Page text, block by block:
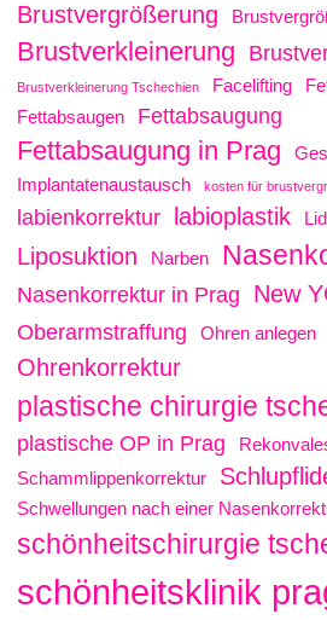
Brustvergrößerung
Brustverkleinerung
Brustverkleinerung Tschechien Facelifting
Fettabsaugen
Fettabsaugung
Fettabsaugung in Prag
Implantatenaustausch
kosten für
labienkorrektur labioplastik
Liposuktion Narben
Nasenkorrektur in Prag New
Oberarmstraffung Ohren anlegen
Ohrenkorrektur
plastische chirurgie
plastische OP in Prag
Schammlippenkorrektur
Schwellungen nach einer
schönheitschirurgie
schönheitsklinik